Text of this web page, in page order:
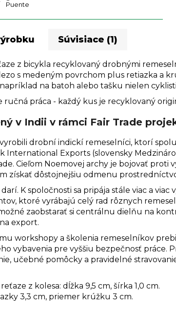
Puente
Súvisiace (1)
z bicykla recyklovaný drobnými
s medeným povrchom plus retiazka a
na batoh alebo tašku nielen
ručná práca - každý kus je recyklovaný
v Indii v rámci Fair Trade
drobní indickí remeselníci, ktorí
International Exports (slovensky
Cieľom Noemovej archy je bojovať
získať dôstojnejšiu odmenu
darí. K spoločnosti sa pripája stále viac a
ktoré vyrábajú celý rad rôznych
zaobstarať si centrálnu dielňu na
export.
workshopy a školenia remeselníkov
vybavenia pre vyššiu bezpečnosť práce.
učebné pomôcky a pravidelné
z kolesa: dĺžka 9,5 cm, šírka 1,0 cm.
3,3 cm, priemer krúžku 3 cm.